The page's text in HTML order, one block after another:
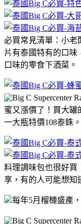
必買常見清單：小老
片有泰國特有的口
口味的零食下酒菜。
蜜又漲價了！買大罐
一大瓶特價108泰銖
料理調味包也很好買
享，有的人可能想知
每年5月榴槤盛產